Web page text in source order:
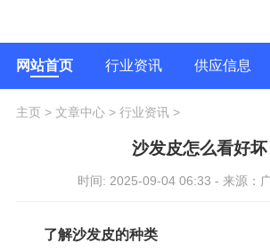
网站首页 行业资讯 供应信息
主页> 文章中心> 行业资讯>
沙发皮怎么看好坏
时间: 2025-09-04 06:33 - 来源：
了解沙发皮的种类